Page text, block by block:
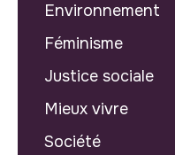
Environnement
Féminisme
Justice sociale
Mieux vivre
Société